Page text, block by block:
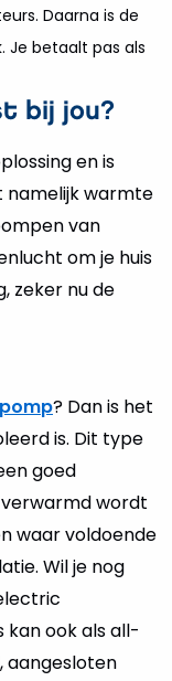
Daarna is de
Je betaalt pas als
bij jou?
en is
namelijk warmte
van
om je huis
zeker nu de
? Dan is het
is. Dit type
goed
wordt
waar voldoende
Wil je nog
ook als all-
aangesloten